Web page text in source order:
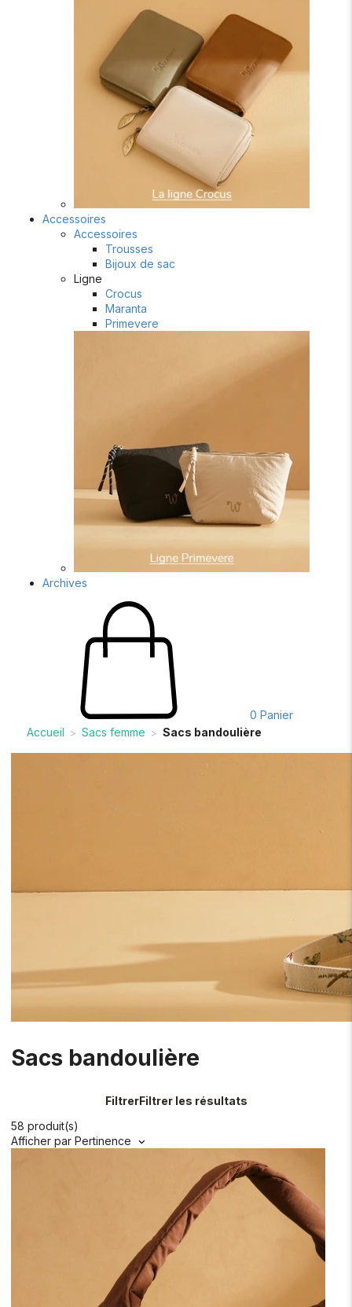
Accessoires
Accessoires
Trousses
Bijoux de sac
Ligne
Crocus
Maranta
Primevere
Archives
0 Panier
Accueil > Sacs femme > Sacs bandoulière
Sacs bandoulière
FiltrerFiltrer les résultats
58 produit(s)
Afficher par Pertinence